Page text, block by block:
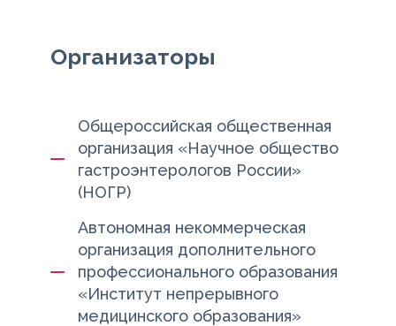
Организаторы
Общероссийская общественная
организация «Научное общество
гастроэнтерологов России»
(НОГР)
Автономная некоммерческая
организация дополнительного
профессионального образования
«Институт непрерывного
медицинского образования»